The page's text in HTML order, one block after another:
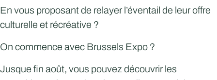
En vous proposant de relayer l’éventail de leur offre
culturelle et récréative ?
On commence avec Brussels Expo ?
Jusque fin août, vous pouvez découvrir les